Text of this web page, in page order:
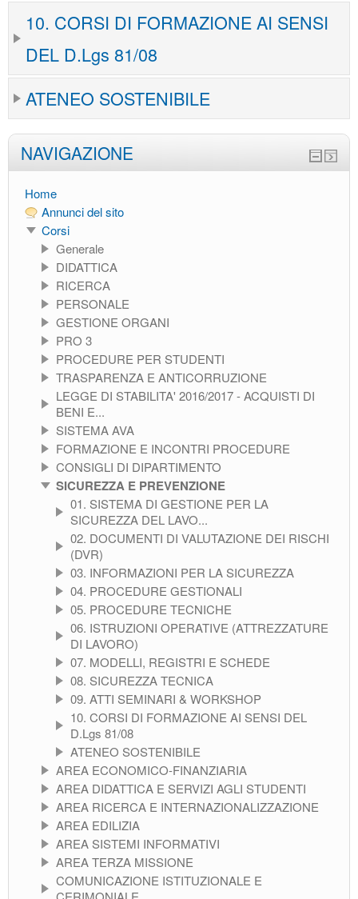
10. CORSI DI FORMAZIONE AI SENSI
DEL D.Lgs 81/08
ATENEO SOSTENIBILE
NAVIGAZIONE
Home
Annunci del sito
Corsi
Generale
DIDATTICA
RICERCA
PERSONALE
GESTIONE ORGANI
PRO 3
PROCEDURE PER STUDENTI
TRASPARENZA E ANTICORRUZIONE
LEGGE DI STABILITA' 2016/2017 - ACQUISTI DI
BENI E...
SISTEMA AVA
FORMAZIONE E INCONTRI PROCEDURE
CONSIGLI DI DIPARTIMENTO
SICUREZZA E PREVENZIONE
01. SISTEMA DI GESTIONE PER LA
SICUREZZA DEL LAVO...
02. DOCUMENTI DI VALUTAZIONE DEI RISCHI
(DVR)
03. INFORMAZIONI PER LA SICUREZZA
04. PROCEDURE GESTIONALI
05. PROCEDURE TECNICHE
06. ISTRUZIONI OPERATIVE (ATTREZZATURE
DI LAVORO)
07. MODELLI, REGISTRI E SCHEDE
08. SICUREZZA TECNICA
09. ATTI SEMINARI & WORKSHOP
10. CORSI DI FORMAZIONE AI SENSI DEL
D.Lgs 81/08
ATENEO SOSTENIBILE
AREA ECONOMICO-FINANZIARIA
AREA DIDATTICA E SERVIZI AGLI STUDENTI
AREA RICERCA E INTERNAZIONALIZZAZIONE
AREA EDILIZIA
AREA SISTEMI INFORMATIVI
AREA TERZA MISSIONE
COMUNICAZIONE ISTITUZIONALE E